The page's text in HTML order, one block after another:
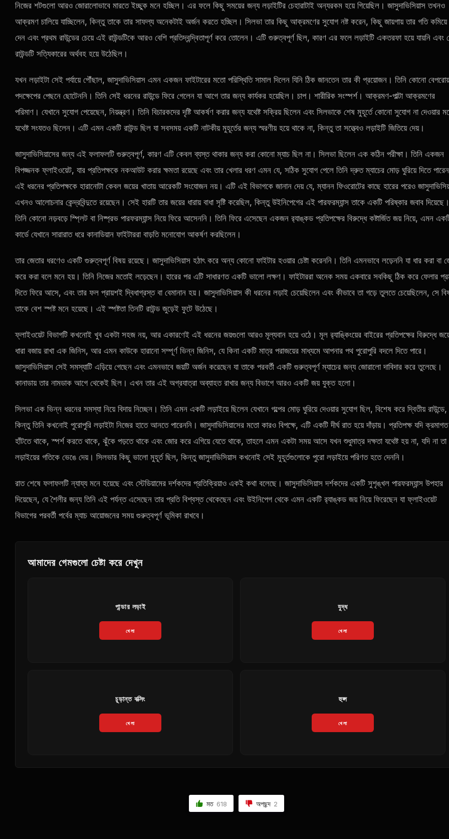
নিজের শটগুলো আরও জোরালোভাবে মারতে ইচ্ছুক মনে হচ্ছিল। এর ফলে কিছু সময়ের জন্য লড়াইটির চেহারাটাই অন্যরকম হয়ে গিয়েছিল। জাসুদাভিসিয়াস তখনও
আক্রমণ চালিয়ে যাচ্ছিলেন, কিন্তু তাকে তার সাফল্য অনেকটাই অর্জন করতে হচ্ছিল। সিলভা তার কিছু আক্রমণের সুযোগ নষ্ট করেন, কিছু জায়গায় তার গতি কমিয়ে
দেন এবং প্রথম রাউন্ডের চেয়ে এই রাউন্ডটিকে আরও বেশি প্রতিদ্বন্দ্বিতাপূর্ণ করে তোলেন। এটি গুরুত্বপূর্ণ ছিল, কারণ এর ফলে লড়াইটি একতরফা হয়ে যায়নি এবং
রাউন্ডটি সত্যিকারের অর্থবহ হয়ে উঠেছিল।
যখন লড়াইটা সেই পর্যায়ে পৌঁছাল, জাসুদাভিসিয়াস এমন একজন ফাইটারের মতো পরিস্থিতি সামাল দিলেন যিনি ঠিক জানতেন তার কী প্রয়োজন। তিনি কোনো
পদক্ষেপের পেছনে ছোটেননি। তিনি সেই ধরনের রাউন্ডে ফিরে গেলেন যা আগে তার জন্য কার্যকর হয়েছিল। চাপ। শারীরিক সংস্পর্শ। আক্রমণ-পাল্টা আক্রমণের
পরিমাণ। যেখানে সুযোগ পেয়েছেন, নিয়ন্ত্রণ। তিনি বিচারকদের দৃষ্টি আকর্ষণ করার জন্য যথেষ্ট সক্রিয় ছিলেন এবং সিলভাকে শেষ মুহূর্তে কোনো সুযোগ না দেওয়ার
যথেষ্ট সংযতও ছিলেন। এটি এমন একটি রাউন্ড ছিল যা সবসময় একটি নাটকীয় মুহূর্তের জন্য স্মরণীয় হয়ে থাকে না, কিন্তু তা সত্ত্বেও লড়াইটি জিতিয়ে দেয়।
জাসুদাভিসিয়াসের জন্য এই ফলাফলটি গুরুত্বপূর্ণ, কারণ এটি কেবল ব্যস্ত থাকার জন্য করা কোনো ম্যাচ ছিল না। সিলভা ছিলেন এক কঠিন পরীক্ষা। তিনি একজন
বিপজ্জনক ফ্লাইওয়েট, যার প্রতিপক্ষকে নকআউট করার ক্ষমতা রয়েছে এবং তার খেলার ধরণ এমন যে, সঠিক সুযোগ পেলে তিনি দ্রুত ম্যাচের মোড় ঘুরিয়ে দিতে
এই ধরনের প্রতিপক্ষকে হারানোটা কেবল জয়ের খাতায় আরেকটি সংযোজন নয়। এটি এই বিভাগকে জানান দেয় যে, ম্যানন ফিওরোটের কাছে হারের পরেও
এখনও আলোচনার কেন্দ্রবিন্দুতে রয়েছেন। সেই হারটি তার জয়ের ধারায় বাধা সৃষ্টি করেছিল, কিন্তু উইনিপেগের এই পারফরম্যান্স তাকে একটি পরিষ্কার জবাব দিয়েছে।
তিনি কোনো নড়বড়ে স্প্লিট বা নিষ্প্রভ পারফরম্যান্স নিয়ে ফিরে আসেননি। তিনি ফিরে এসেছেন একজন র‍্যাঙ্কড প্রতিপক্ষের বিরুদ্ধে কষ্টার্জিত জয় নিয়ে, এমন
কার্ডে যেখানে সারারাত ধরে কানাডিয়ান ফাইটাররা বাড়তি মনোযোগ আকর্ষণ করছিলেন।
তার জেতার ধরণেও একটি গুরুত্বপূর্ণ বিষয় রয়েছে। জাসুদাভিসিয়াস হঠাৎ করে অন্য কোনো ফাইটার হওয়ার চেষ্টা করেননি। তিনি এমনভাবে লড়েননি যা ধার করা বা
করে করা বলে মনে হয়। তিনি নিজের মতোই লড়েছেন। হারের পর এটি সাধারণত একটি ভালো লক্ষণ। ফাইটাররা অনেক সময় একবারে সবকিছু ঠিক করে ফেলার
দিতে ফিরে আসে, এবং তার ফল প্রায়শই দ্বিধাগ্রস্ত বা বেমানান হয়। জাসুদাভিসিয়াস কী ধরনের লড়াই চেয়েছিলেন এবং কীভাবে তা গড়ে তুলতে চেয়েছিলেন, সে
তাকে বেশ স্পষ্ট মনে হয়েছে। এই স্পষ্টতা তিনটি রাউন্ড জুড়েই ফুটে উঠেছে।
ফ্লাইওয়েট বিভাগটি কখনোই খুব একটা সহজ নয়, আর একারণেই এই ধরনের জয়গুলো আরও মূল্যবান হয়ে ওঠে। মূল র‍্যাঙ্কিংয়ের বাইরের প্রতিপক্ষের বিরুদ্ধে
ধারা বজায় রাখা এক জিনিস, আর এমন কাউকে হারানো সম্পূর্ণ ভিন্ন জিনিস, যে কিনা একটি মাত্র পরাজয়ের মাধ্যমে আপনার পথ পুরোপুরি বদলে দিতে পারে।
জাসুদাভিসিয়াস সেই সমস্যাটি এড়িয়ে গেছেন এবং এমনভাবে জয়টি অর্জন করেছেন যা তাকে পরবর্তী একটি গুরুত্বপূর্ণ ম্যাচের জন্য জোরালো দাবিদার করে তুলেছে।
কানাডায় তার নামডাক আগে থেকেই ছিল। এখন তার এই অগ্রযাত্রা অব্যাহত রাখার জন্য বিভাগে আরও একটি জয় যুক্ত হলো।
সিলভা এক ভিন্ন ধরনের সমস্যা নিয়ে বিদায় নিচ্ছেন। তিনি এমন একটি লড়াইয়ে ছিলেন যেখানে গল্পের মোড় ঘুরিয়ে দেওয়ার সুযোগ ছিল, বিশেষ করে দ্বিতীয় রাউন্ডে,
কিন্তু তিনি কখনোই পুরোপুরি লড়াইটা নিজের হাতে আনতে পারেননি। জাসুদাভিসিয়াসের মতো কারও বিপক্ষে, এটি একটি দীর্ঘ রাত হয়ে দাঁড়ায়। প্রতিপক্ষ যদি ক্রমাগত
হাঁটতে থাকে, স্পর্শ করতে থাকে, ঝুঁকে পড়তে থাকে এবং জোর করে এগিয়ে যেতে থাকে, তাহলে এমন একটা সময় আসে যখন শুধুমাত্র দক্ষতা যথেষ্ট হয় না, যদি না তা
লড়াইয়ের গতিকে ভেঙে দেয়। সিলভার কিছু ভালো মুহূর্ত ছিল, কিন্তু জাসুদাভিসিয়াস কখনোই সেই মুহূর্তগুলোকে পুরো লড়াইয়ে পরিণত হতে দেননি।
রাত শেষে ফলাফলটি ন্যায্য মনে হয়েছে এবং স্টেডিয়ামের দর্শকদের প্রতিক্রিয়াও একই কথা বলেছে। জাসুদাভিসিয়াস দর্শকদের একটি সুশৃঙ্খল পারফরম্যান্স উপহার
দিয়েছেন, যে শৈলীর জন্য তিনি এই পর্যন্ত এসেছেন তার প্রতি বিশ্বস্ত থেকেছেন এবং উইনিপেগ থেকে এমন একটি র‍্যাঙ্কড জয় নিয়ে ফিরেছেন যা ফ্লাইওয়েট
বিভাগের পরবর্তী পর্বের ম্যাচ আয়োজনের সময় গুরুত্বপূর্ণ ভূমিকা রাখবে।
আমাদের গেমগুলো চেষ্টা করে দেখুন
পান্ডার লড়াই
খেলা
যুদ্ধ
খেলা
চূড়ান্ত বক্সিং
খেলা
হুপ্স
খেলা
মত 618 অপছন্দ 2